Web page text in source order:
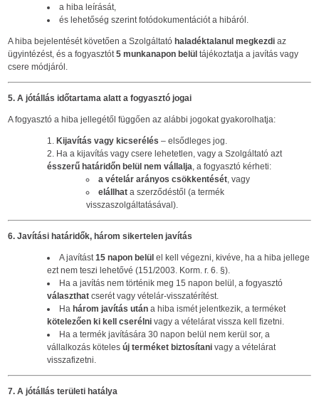
a hiba leírását,
és lehetőség szerint fotódokumentációt a hibáról.
A hiba bejelentését követően a Szolgáltató haladéktalanul megkezdi az
ügyintézést, és a fogyasztót5 munkanapon belül tájékoztatja a javítás vagy
csere módjáról.
5. A jótállás időtartama alatt a fogyasztó jogai
A fogyasztó a hiba jellegétől függően az alábbi jogokat gyakorolhatja:
Kijavítás vagy kicserélés – elsődleges jog.
Ha a kijavítás vagy csere lehetetlen, vagy a Szolgáltató azt
ésszerű határidőn belül nem vállalja, a fogyasztó kérheti:
a vételár arányos csökkentését, vagy
elállhat a szerződéstől (a termék
visszaszolgáltatásával).
6. Javítási határidők, három sikertelen javítás
A javítást15 napon belül el kell végezni, kivéve, ha a hiba jellege
ezt nem teszi lehetővé (151/2003. Korm. r. 6. §).
Ha a javítás nem történik meg 15 napon belül, a fogyasztó
választhat cserét vagy vételár-visszatérítést.
Ha három javítás után a hiba ismét jelentkezik, a terméket
kötelezően ki kell cserélni vagy a vételárat vissza kell fizetni.
Ha a termék javítására 30 napon belül nem kerül sor, a
vállalkozás kötelesúj terméket biztosítani vagy a vételárat
visszafizetni.
7. A jótállás területi hatálya